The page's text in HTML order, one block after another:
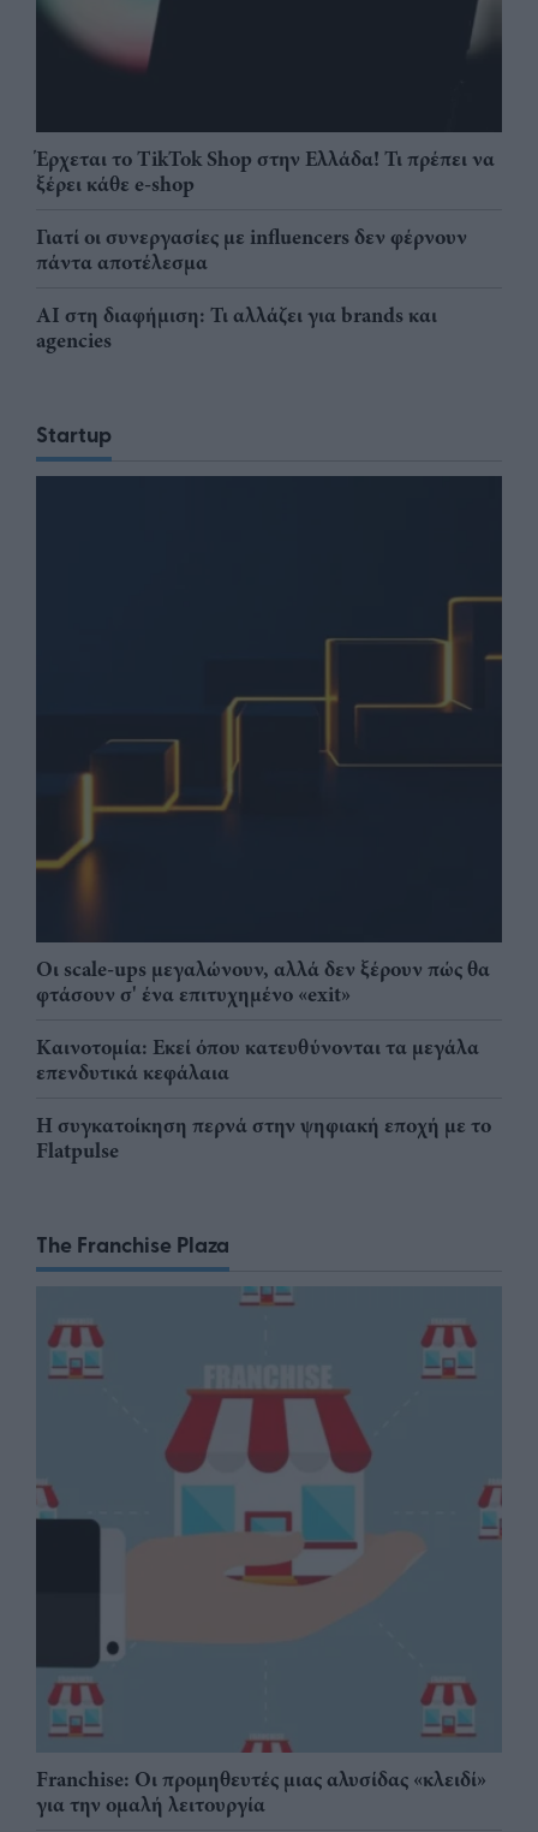
Έρχεται το TikTok Shop στην Ελλάδα! Τι πρέπει να
ξέρει κάθε e-shop
Γιατί οι συνεργασίες με influencers δεν φέρνουν
πάντα αποτέλεσμα
AI στη διαφήμιση: Τι αλλάζει για brands και
agencies
Startup
Οι scale-ups μεγαλώνουν, αλλά δεν ξέρουν πώς θα
φτάσουν σ' ένα επιτυχημένο «exit»
Καινοτομία: Εκεί όπου κατευθύνονται τα μεγάλα
επενδυτικά κεφάλαια
Η συγκατοίκηση περνά στην ψηφιακή εποχή με το
Flatpulse
The Franchise Plaza
Franchise: Οι προμηθευτές μιας αλυσίδας «κλειδί»
για την ομαλή λειτουργία